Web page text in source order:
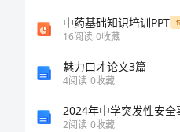
中药基础知识培训PPT
16阅读 0收藏
魅力口才论文3篇
4阅读 0收藏
2阅读 0收藏